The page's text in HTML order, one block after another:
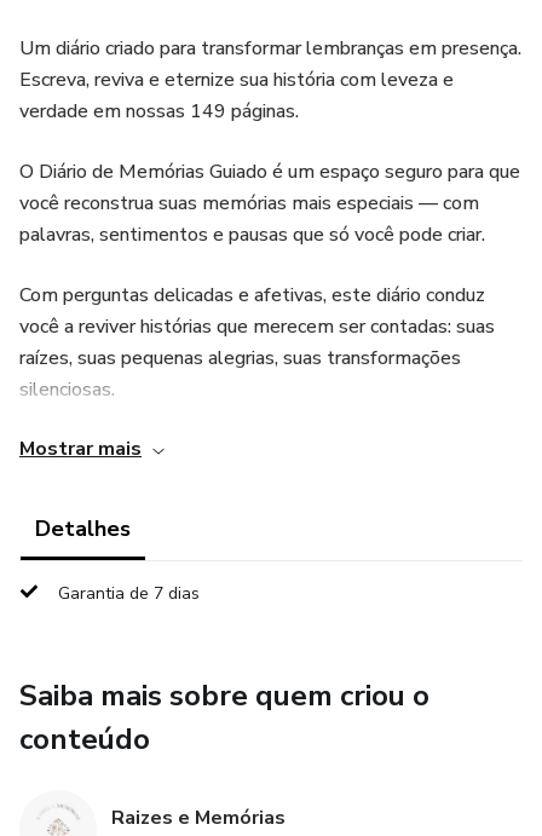
Um diário criado para transformar lembranças em presença.
Escreva, reviva e eternize sua história com leveza e
verdade em nossas 149 páginas.
O Diário de Memórias Guiado é um espaço seguro para que
você reconstrua suas memórias mais especiais — com
palavras, sentimentos e pausas que só você pode criar.
Com perguntas delicadas e afetivas, este diário conduz
você a reviver histórias que merecem ser contadas: suas
raízes, suas pequenas alegrias, suas transformações
silenciosas.
Não importa a ordem. Nem a perfeição. Aqui, o que
Você vai encontrar:
• Reflexões guiadas para acessar suas memórias com
• Espaços para escrita espontânea e verdadeira
• Inspirações para resgatar momentos que o tempo
Mostrar mais
Detalhes
Garantia de 7 dias
Saiba mais sobre quem criou o
conteúdo
Raizes e Memórias